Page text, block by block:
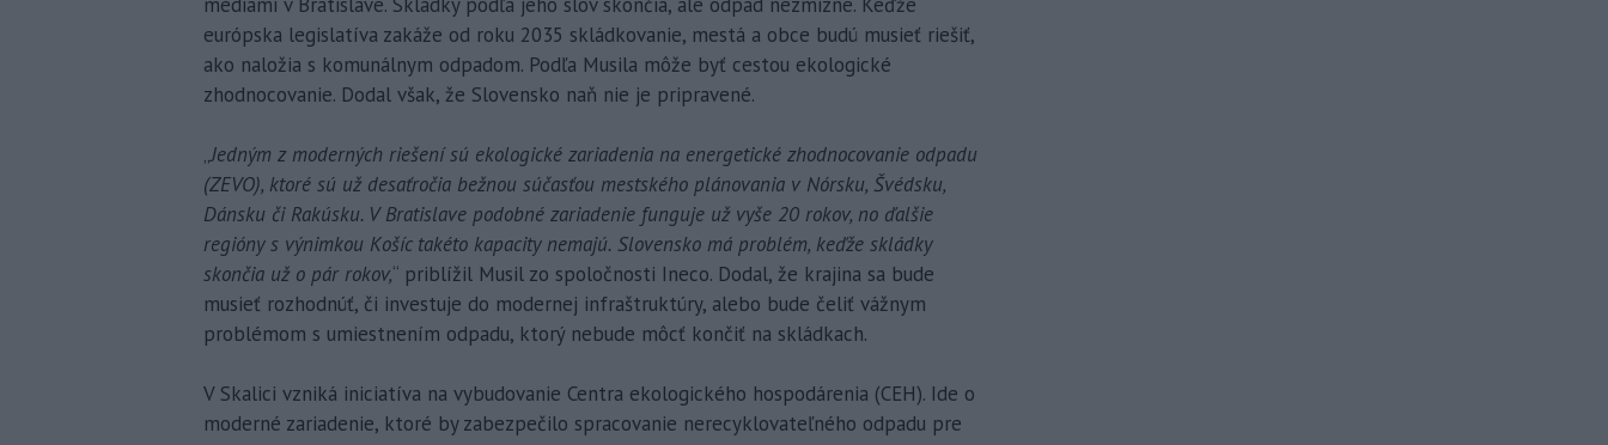
európska legislatíva zakáže od roku 2035 skládkovanie, mestá a obce budú musieť riešiť,
ako naložia s komunálnym odpadom. Podľa Musila môže byť cestou ekologické
zhodnocovanie. Dodal však, že Slovensko naň nie je pripravené.
„Jedným z moderných riešení sú ekologické zariadenia na energetické zhodnocovanie odpadu
(ZEVO), ktoré sú už desaťročia bežnou súčasťou mestského plánovania v Nórsku, Švédsku,
Dánsku či Rakúsku. V Bratislave podobné zariadenie funguje už vyše 20 rokov, no ďalšie
regióny s výnimkou Košíc takéto kapacity nemajú. Slovensko má problém, keďže skládky
skončia už o pár rokov,“ priblížil Musil zo spoločnosti Ineco. Dodal, že krajina sa bude
musieť rozhodnúť, či investuje do modernej infraštruktúry, alebo bude čeliť vážnym
problémom s umiestnením odpadu, ktorý nebude môcť končiť na skládkach.
V Skalici vzniká iniciatíva na vybudovanie Centra ekologického hospodárenia (CEH). Ide o
moderné zariadenie, ktoré by zabezpečilo spracovanie nerecyklovateľného odpadu pre